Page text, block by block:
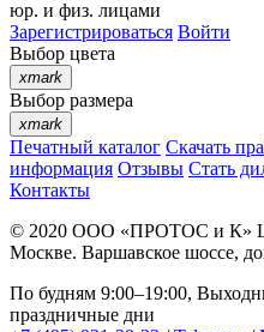
юр. и физ. лицами
Зарегистрироваться Войти
Выбор цвета
xmark
Выбор размера
xmark
Печатный каталог Скачать
информация Отзывы Стать
Контакты
© 2020 ООО «ПРОТОС и К»
Москве. Варшавское шоссе,
По будням 9:00–19:00,
праздничные дни